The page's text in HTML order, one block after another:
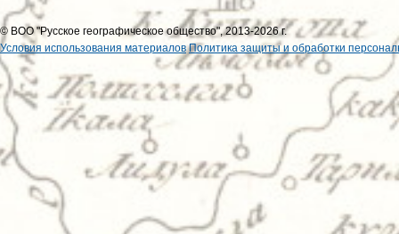
© ВОО "Русское географическое общество", 2013-2026 г.
Условия использования материалов Политика защиты и обработки